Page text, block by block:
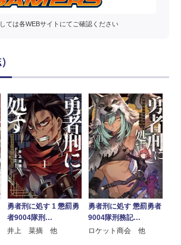
ては各WEBサイトにてご確認ください
勇者刑に処す 1 懲罰勇
者9004隊刑…
井上 菜摘 他
勇者刑に処す 懲罰勇者
9004隊刑務記…
ロケット商会 他